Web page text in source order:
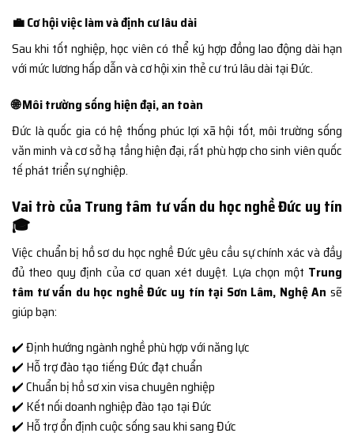
💼 Cơ hội việc làm và định cư lâu dài
Sau khi tốt nghiệp, học viên có thể ký hợp đồng lao động dài hạn
với mức lương hấp dẫn và cơ hội xin thẻ cư trú lâu dài tại Đức.
🌐 Môi trường sống hiện đại, an toàn
Đức là quốc gia có hệ thống phúc lợi xã hội tốt, môi trường sống
văn minh và cơ sở hạ tầng hiện đại, rất phù hợp cho sinh viên quốc
tế phát triển sự nghiệp.
Vai trò của Trung tâm tư vấn du học nghề Đức uy tín
🎓
Việc chuẩn bị hồ sơ du học nghề Đức yêu cầu sự chính xác và đầy
đủ theo quy định của cơ quan xét duyệt. Lựa chọn một Trung
tâm tư vấn du học nghề Đức uy tín tại Sơn Lâm, Nghệ An sẽ
giúp bạn:
✔️ Định hướng ngành nghề phù hợp với năng lực
✔️ Hỗ trợ đào tạo tiếng Đức đạt chuẩn
✔️ Chuẩn bị hồ sơ xin visa chuyên nghiệp
✔️ Kết nối doanh nghiệp đào tạo tại Đức
✔️ Hỗ trợ ổn định cuộc sống sau khi sang Đức